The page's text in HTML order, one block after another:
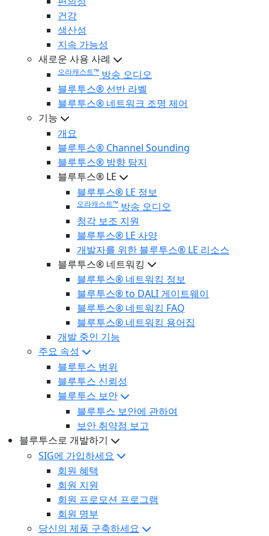
건강
생산성
지속 가능성
새로운 사용 사례
오라캐스트™ 방송 오디오
블루투스® 선반 라벨
블루투스® 네트워크 조명 제어
기능
개요
블루투스® Channel Sounding
블루투스® 방향 탐지
블루투스® LE
블루투스® LE 정보
오라캐스트™ 방송 오디오
청각 보조 지원
블루투스® LE 사양
개발자를 위한 블루투스® LE 리소스
블루투스® 네트워킹
블루투스® 네트워킹 정보
블루투스® to DALI 게이트웨이
블루투스® 네트워킹 FAQ
블루투스® 네트워킹 용어집
개발 중인 기능
주요 속성
블루투스 범위
블루투스 신뢰성
블루투스 보안
블루투스 보안에 관하여
보안 취약점 보고
블루투스로 개발하기
SIG에 가입하세요
회원 혜택
회원 지원
회원 프로모션 프로그램
회원 명부
당신의 제품 구축하세요